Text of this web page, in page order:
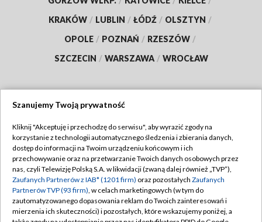
KRAKÓW / LUBLIN / ŁÓDŹ / OLSZTYN /
OPOLE / POZNAŃ / RZESZÓW /
SZCZECIN / WARSZAWA / WROCŁAW
TVP
Abonament TVP
Emisja w TVP
Centrum informacji TVP
Naziemna Telewizja Cyfrowa
Regulamin TVP
Polityka prywatności
Moje zgody
Pomoc
Szanujemy Twoją prywatność
Kliknij "Akceptuję i przechodzę do serwisu", aby wyrazić zgody na
korzystanie z technologii automatycznego śledzenia i zbierania danych,
dostęp do informacji na Twoim urządzeniu końcowym i ich
przechowywanie oraz na przetwarzanie Twoich danych osobowych przez
nas, czyli Telewizję Polską S.A. w likwidacji (zwaną dalej również „TVP”),
Zaufanych Partnerów z IAB* (1201 firm) oraz pozostałych Zaufanych
Partnerów TVP (93 firm), w celach marketingowych (w tym do
zautomatyzowanego dopasowania reklam do Twoich zainteresowań i
mierzenia ich skuteczności) i pozostałych, które wskazujemy poniżej, a